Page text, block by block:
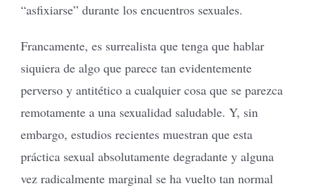
“asfixiarse” durante los encuentros sexuales.
Francamente, es surrealista que tenga que hablar
siquiera de algo que parece tan evidentemente
perverso y antitético a cualquier cosa que se parezca
remotamente a una sexualidad saludable. Y, sin
embargo, estudios recientes muestran que esta
práctica sexual absolutamente degradante y alguna
vez radicalmente marginal se ha vuelto tan normal